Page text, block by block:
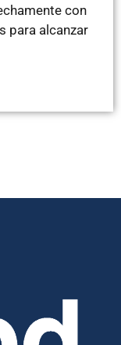
con
para alcanzar